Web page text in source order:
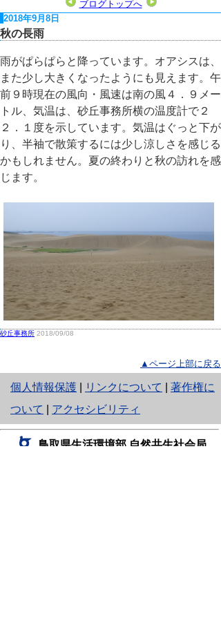
ブログトップへ
2018年9月8日
秋の長雨
雨がぱらぱらと降っています。オアシスは、
また少し大きくなったようにも見えます。午
前９時現在の風向・風速は南の風４．９メー
トル、気温は、砂丘事務所横の温度計で２
２．１度を示しています。気温はぐっと下が
り、半袖で散策するには少し涼しさを感じる
かもしれません。夏の終わりと秋の訪れを感
じます。
砂丘事務所 2018/09/08
▲ページ上部に戻る
個人情報保護
と
り
ネ
リンクについて
著作権に
ついて
アクセシビリティ
鳥取県生活環境部 自然共生社会局